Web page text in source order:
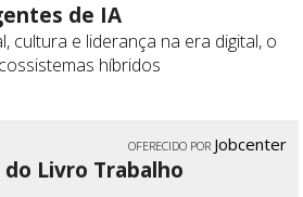
de IA
cultura e liderança na era digital, o
híbridos
OFERECIDO POR Jobcenter
Livro Trabalho